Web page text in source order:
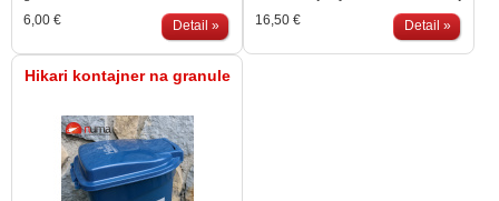
rysky na meranie objemu
nabratého krmiva. Objem
6,00 € Detail »
ocele. Vďaka praktickému
priezoru máte prehľad koľko
granúl na kŕmenie rýb ešte máte.
Víko ochráni granule pred
16,50 € Detail »
Hikari kontajner na granule